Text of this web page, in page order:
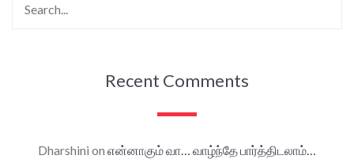
Recent Comments
Dharshini on என்னாகும் வா… வாழ்ந்தே பார்த்திடலாம்…